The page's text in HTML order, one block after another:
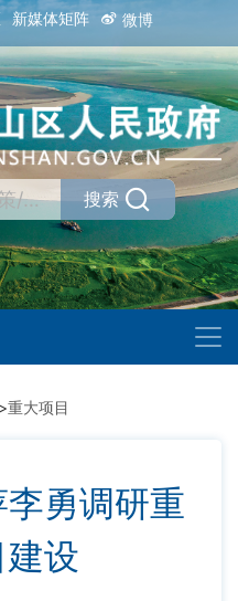
新媒体矩阵 微博
搜索
>重大项目
勇调研重
设